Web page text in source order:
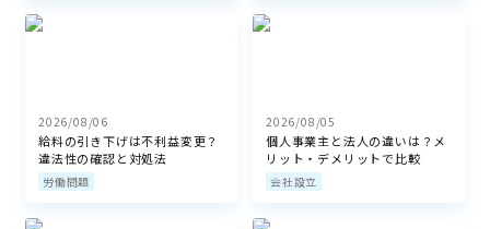
2026/08/06
給料の引き下げは不利益変更？
違法性の確認と対処法
労働問題
2026/08/05
個人事業主と法人の違いは？メ
リット・デメリットで比較
会社設立